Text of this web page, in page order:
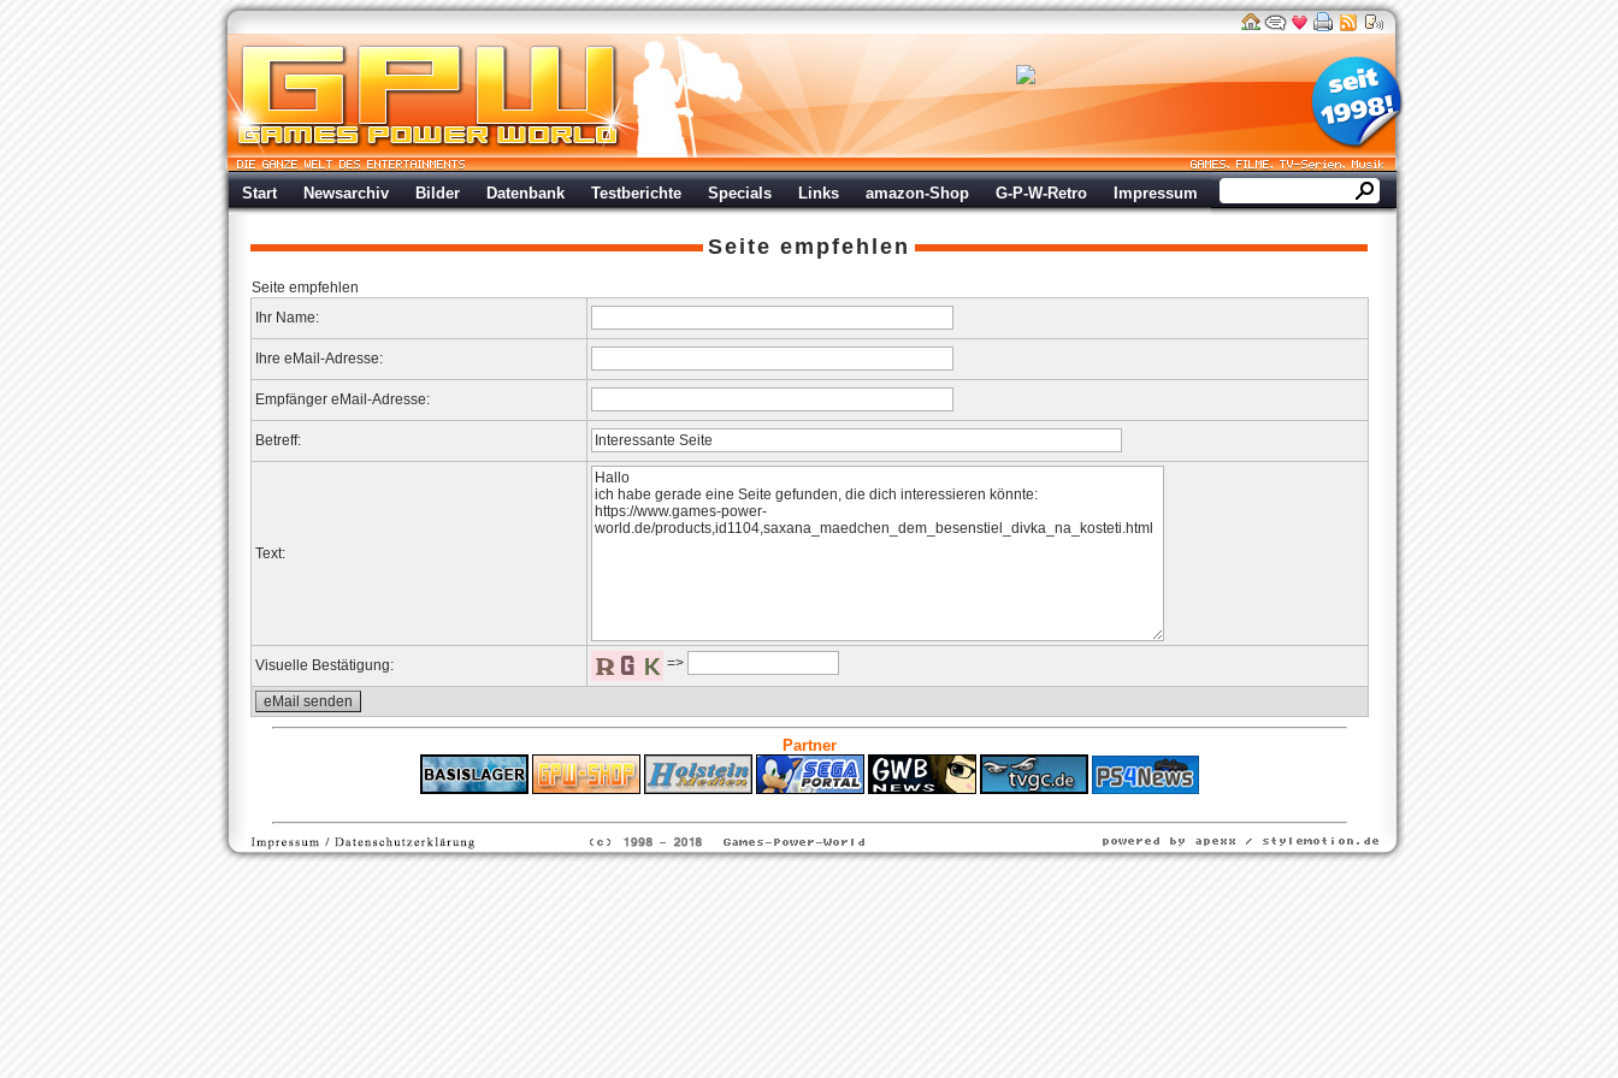
Start Newsarchiv Bilder Datenbank Testberichte Specials Links amazon-Shop G-P-W-Retro Impressum
Seite empfehlen
Seite empfehlen
Ihr Name:
Ihre eMail-Adresse:
Empfänger eMail-Adresse:
Betreff:
Text:
Visuelle Bestätigung: =>
Partner